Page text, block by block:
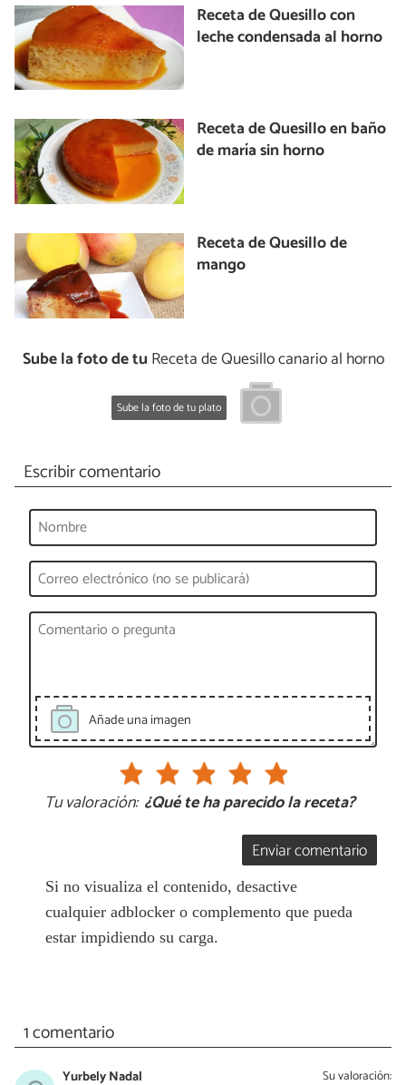
Receta de Quesillo con
leche condensada al horno
Receta de Quesillo en baño
de maría sin horno
Receta de Quesillo de
mango
Sube la foto de tu Receta de Quesillo canario al horno
Sube la foto de tu plato
Escribir comentario
Añade una imagen
Tu valoración: ¿Qué te ha parecido la receta?
Enviar comentario
Si no visualiza el contenido, desactive
cualquier adblocker o complemento que pueda
estar impidiendo su carga.
1 comentario
Su valoración:
Yurbely Nadal